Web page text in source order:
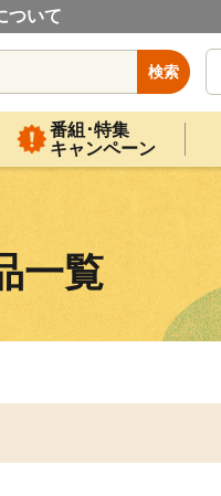
ついて
検索
番組･特集
キャンペーン
一覧